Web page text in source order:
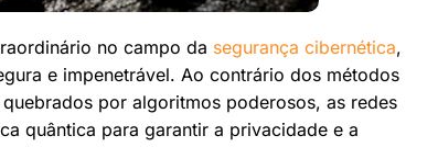
no campo da segurança cibernética,
e impenetrável. Ao contrário dos métodos
por algoritmos poderosos, as redes
quântica para garantir a privacidade e a